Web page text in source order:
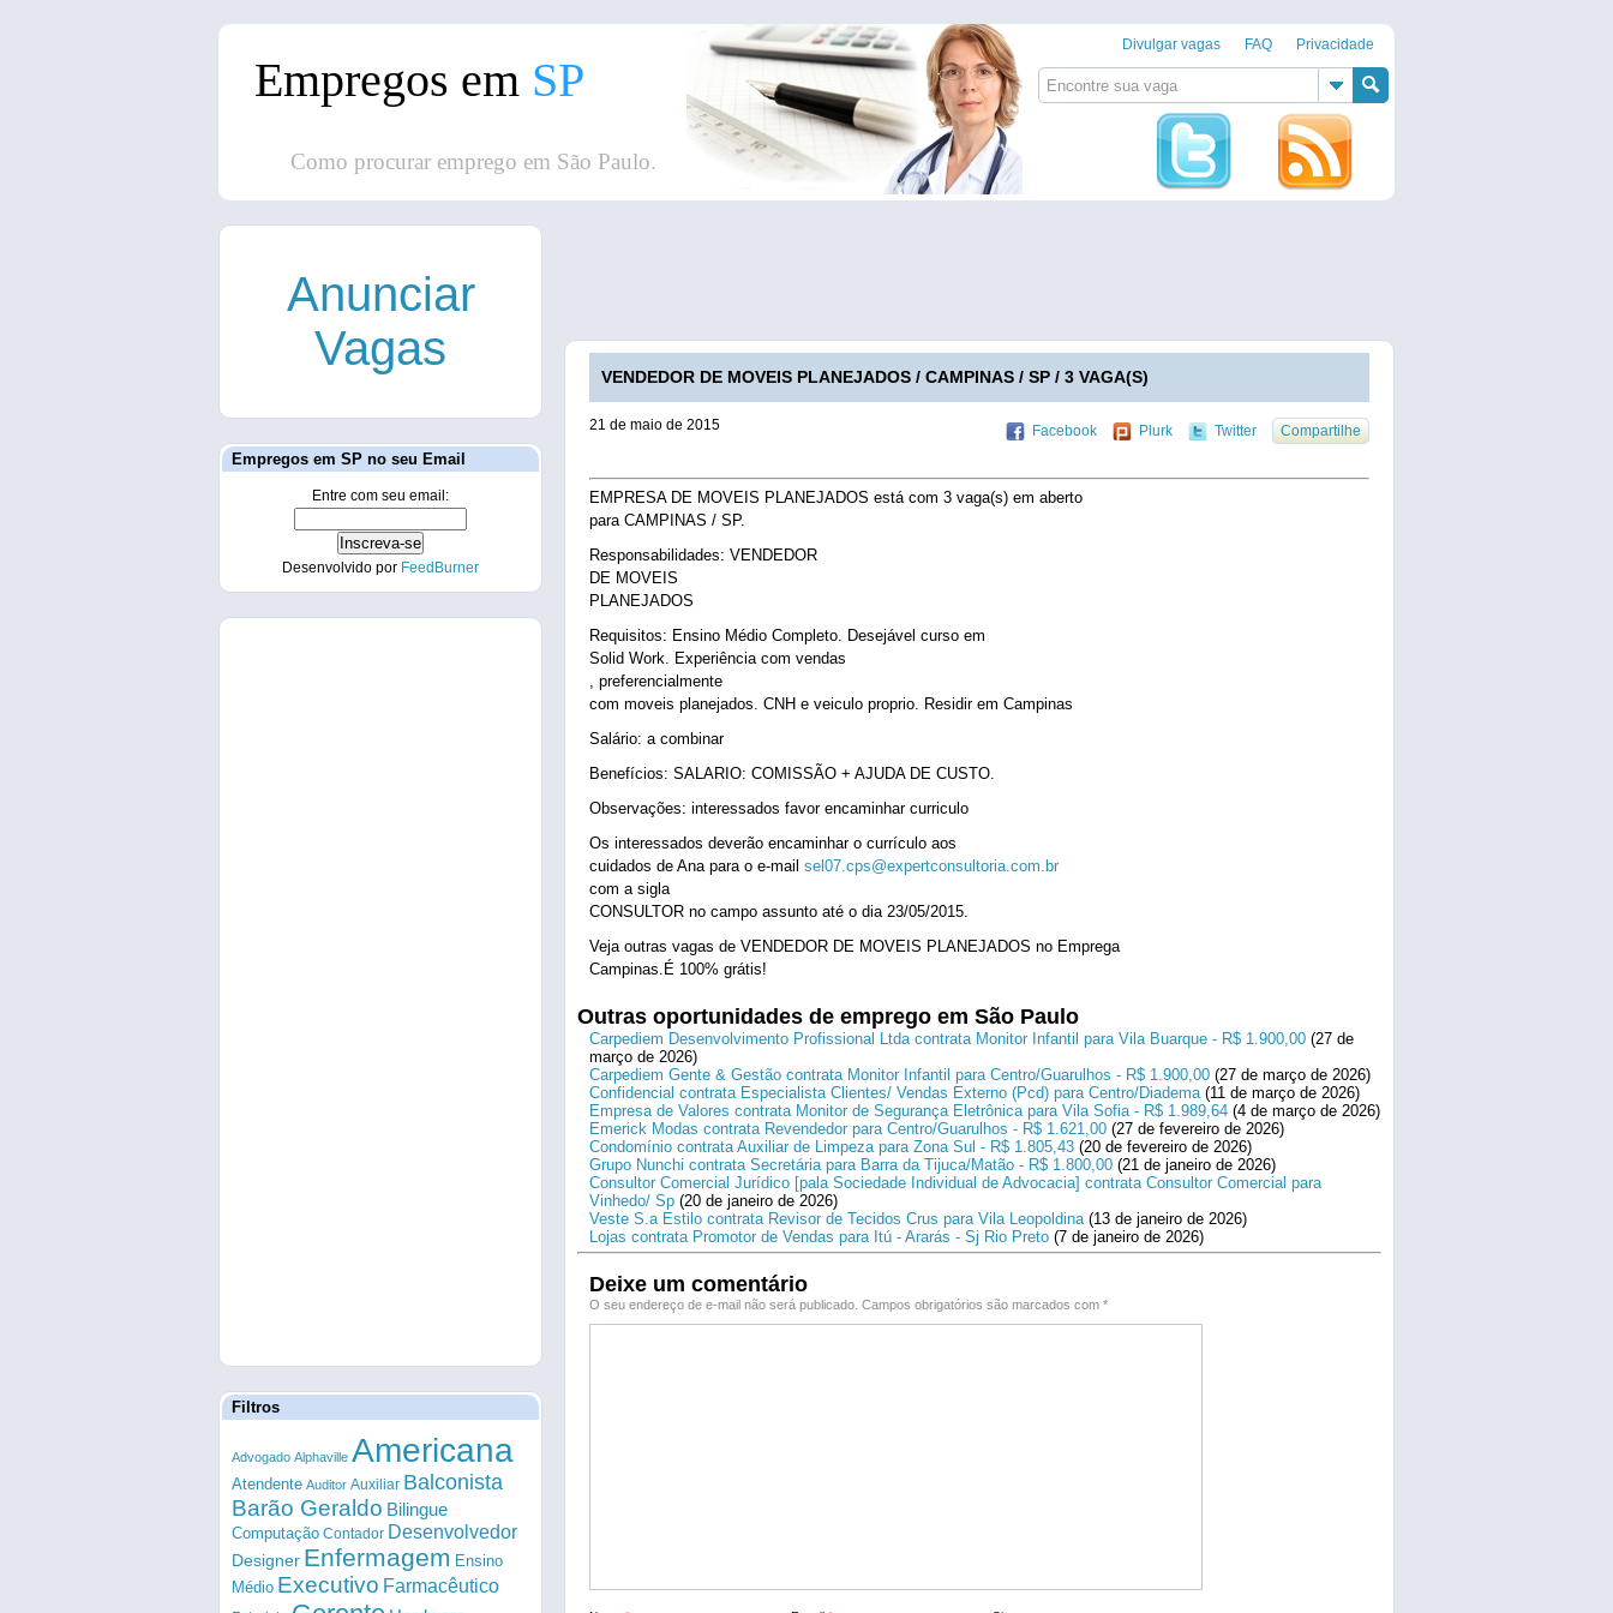
Divulgar vagas FAQ Privacidade
Empregos em SP
Como procurar emprego em São Paulo.
VENDEDOR DE MOVEIS PLANEJADOS / CAMPINAS / SP / 3 VAGA(S)
21 de maio de 2015 Facebook Plurk Twitter Compartilhe
EMPRESA DE MOVEIS PLANEJADOS está com 3 vaga(s) em aberto
para CAMPINAS / SP.
Responsabilidades: VENDEDOR
DE MOVEIS
PLANEJADOS
Requisitos: Ensino Médio Completo. Desejável curso em
Solid Work. Experiência com vendas
, preferencialmente
com moveis planejados. CNH e veiculo proprio. Residir em Campinas
Salário: a combinar
Benefícios: SALARIO: COMISSÃO + AJUDA DE CUSTO.
Observações: interessados favor encaminhar curriculo
Os interessados deverão encaminhar o currículo aos
cuidados de Ana para o e-mail sel07.cps@expertconsultoria.com.br
com a sigla
CONSULTOR no campo assunto até o dia 23/05/2015.
Veja outras vagas de VENDEDOR DE MOVEIS PLANEJADOS no Emprega
Campinas.É 100% grátis!
Outras oportunidades de emprego em São Paulo
Carpediem Desenvolvimento Profissional Ltda contrata Monitor Infantil para Vila Buarque - R$ 1.900,00 (27 de
março de 2026)
Carpediem Gente & Gestão contrata Monitor Infantil para Centro/Guarulhos - R$ 1.900,00 (27 de março de 2026)
Confidencial contrata Especialista Clientes/ Vendas Externo (Pcd) para Centro/Diadema(11 de março de 2026)
Empresa de Valores contrata Monitor de Segurança Eletrônica para Vila Sofia - R$ 1.989,64 (4 de março de 2026)
Emerick Modas contrata Revendedor para Centro/Guarulhos - R$ 1.621,00 (27 de fevereiro de 2026)
Condomínio contrata Auxiliar de Limpeza para Zona Sul - R$ 1.805,43 (20 de fevereiro de 2026)
Grupo Nunchi contrata Secretária para Barra da Tijuca/Matão - R$ 1.800,00 (21 de janeiro de 2026)
Consultor Comercial Jurídico [pala Sociedade Individual de Advocacia] contrata Consultor Comercial para
Vinhedo/ Sp (20 de janeiro de 2026)
Veste S.a Estilo contrata Revisor de Tecidos Crus para Vila Leopoldina(13 de janeiro de 2026)
Lojas contrata Promotor de Vendas para Itú - Ararás - Sj Rio Preto (7 de janeiro de 2026)
Deixe um comentário
O seu endereço de e-mail não será publicado. Campos obrigatórios são marcados com *
Anunciar
Vagas
Empregos em SP no seu Email
Entre com seu email:
Desenvolvido por FeedBurner
Filtros
Advogado Alphaville Americana
Atendente Auditor Auxiliar Balconista
Barão Geraldo Bilingue
Computação Contador Desenvolvedor
Designer Enfermagem Ensino
Médio Executivo Farmacêutico